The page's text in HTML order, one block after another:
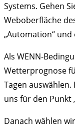
Systems. Gehen
Weboberfläche
„Automation“
Als WENN-
Wetterprognose
Tagen
uns für den Punkt
Danach wählen